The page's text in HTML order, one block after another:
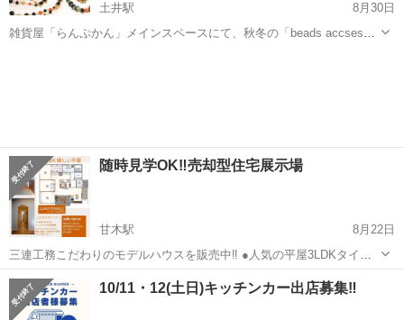
土井駅
8月30日
雑貨屋「らんぷかん」メインスペースにて、秋冬の「beads accsesory
随時見学OK‼️売却型住宅展示場
甘木駅
8月22日
三連工務こだわりのモデルハウスを販売中‼️ ●人気の平屋3LDKタイプ
●中庭のある生活 ●こだわりの回遊動線 ●エアコン1台、家具付き※
【通常価格】4,380万円が‼️ ⇩ ⇩モデルハウ...
福岡 展示会
10/11・12(土日)キッチンカー出店募集‼️